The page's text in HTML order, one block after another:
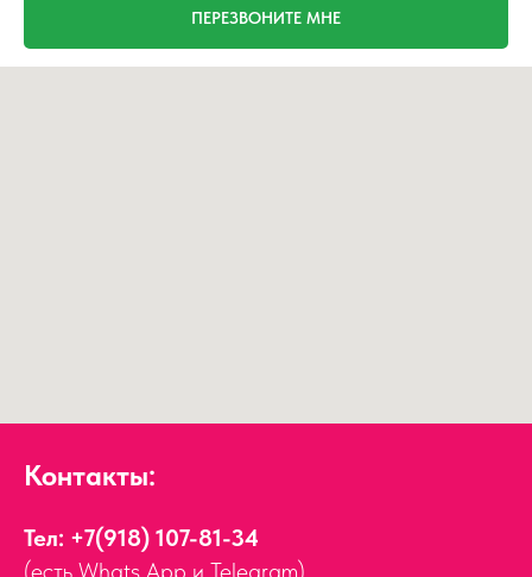
ПЕРЕЗВОНИТЕ МНЕ
Контакты:
Тел: +7(918) 107-81-34
(есть Whats App и Telegram)